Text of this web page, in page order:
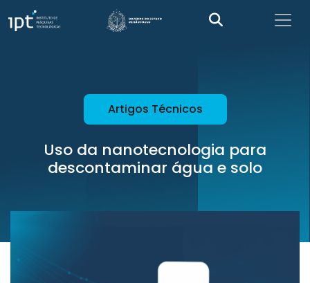
Artigos Técnicos
Uso da nanotecnologia para
descontaminar água e solo